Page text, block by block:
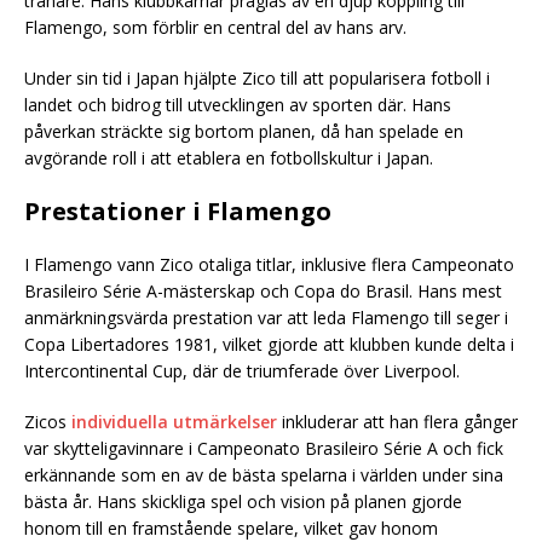
Flamengo, som förblir en central del av hans arv.
Under sin tid i Japan hjälpte Zico till att popularisera fotboll i
landet och bidrog till utvecklingen av sporten där. Hans
påverkan sträckte sig bortom planen, då han spelade en
avgörande roll i att etablera en fotbollskultur i Japan.
Prestationer i Flamengo
I Flamengo vann Zico otaliga titlar, inklusive flera Campeonato
Brasileiro Série A-mästerskap och Copa do Brasil. Hans mest
anmärkningsvärda prestation var att leda Flamengo till seger i
Copa Libertadores 1981, vilket gjorde att klubben kunde delta i
Intercontinental Cup, där de triumferade över Liverpool.
Zicos individuella utmärkelser inkluderar att han flera gånger
var skytteligavinnare i Campeonato Brasileiro Série A och fick
erkännande som en av de bästa spelarna i världen under sina
bästa år. Hans skickliga spel och vision på planen gjorde
honom till en framstående spelare, vilket gav honom